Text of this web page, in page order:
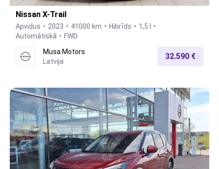
Nissan X-Trail
Apvidus 2023 41000 km Hibrīds
1,5 l
Automātiskā
FWD
Musa Motors
Latvija
32.590 €